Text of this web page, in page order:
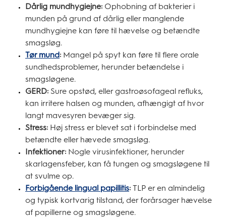
Dårlig mundhygiejne: Ophobning af bakterier i
munden på grund af dårlig eller manglende
mundhygiejne kan føre til hævelse og betændte
smagsløg.
Tør mund: Mangel på spyt kan føre til flere orale
sundhedsproblemer, herunder betændelse i
smagsløgene.
GERD: Sure opstød, eller gastroøsofageal refluks,
kan irritere halsen og munden, afhængigt af hvor
langt mavesyren bevæger sig.
Stress: Høj stress er blevet sat i forbindelse med
betændte eller hævede smagsløg.
Infektioner: Nogle virusinfektioner, herunder
skarlagensfeber, kan få tungen og smagsløgene til
at svulme op.
Forbigående lingual papillitis: TLP er en almindelig
og typisk kortvarig tilstand, der forårsager hævelse
af papillerne og smagsløgene.